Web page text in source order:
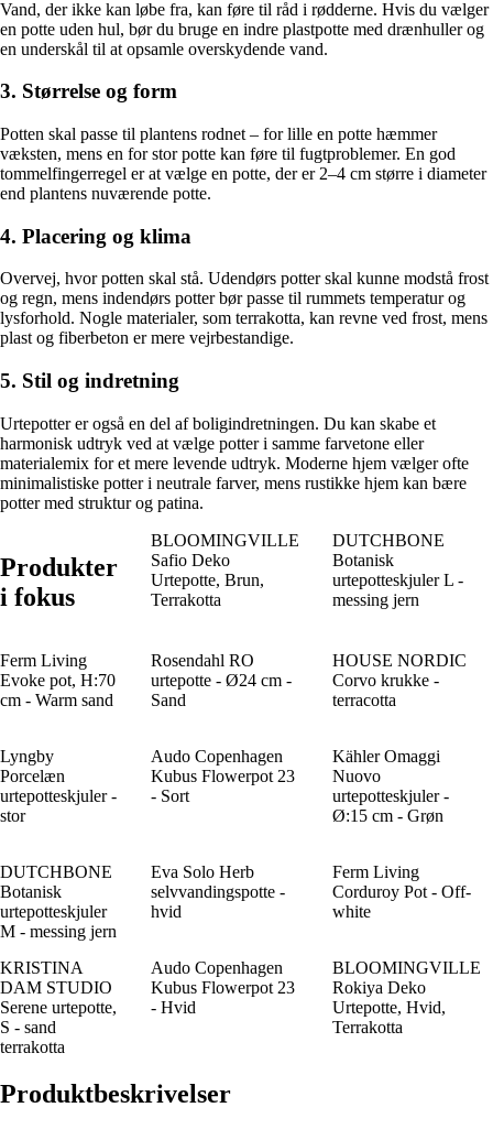
Vand, der ikke kan løbe fra, kan føre til råd i rødderne. Hvis du vælger
en potte uden hul, bør du bruge en indre plastpotte med drænhuller og
en underskål til at opsamle overskydende vand.
3. Størrelse og form
Potten skal passe til plantens rodnet – for lille en potte hæmmer
væksten, mens en for stor potte kan føre til fugtproblemer. En god
tommelfingerregel er at vælge en potte, der er 2–4 cm større i diameter
end plantens nuværende potte.
4. Placering og klima
Overvej, hvor potten skal stå. Udendørs potter skal kunne modstå frost
og regn, mens indendørs potter bør passe til rummets temperatur og
lysforhold. Nogle materialer, som terrakotta, kan revne ved frost, mens
plast og fiberbeton er mere vejrbestandige.
5. Stil og indretning
Urtepotter er også en del af boligindretningen. Du kan skabe et
harmonisk udtryk ved at vælge potter i samme farvetone eller
materialemix for et mere levende udtryk. Moderne hjem vælger ofte
minimalistiske potter i neutrale farver, mens rustikke hjem kan bære
potter med struktur og patina.
Produkter
i fokus
BLOOMINGVILLE
Safio Deko
Urtepotte, Brun,
Terrakotta
DUTCHBONE
Botanisk
urtepotteskjuler L -
messing jern
Ferm Living
Evoke pot, H:70
cm - Warm sand
Rosendahl RO
urtepotte - Ø24 cm -
Sand
HOUSE NORDIC
Corvo krukke -
terracotta
Lyngby
Porcelæn
urtepotteskjuler -
stor
Audo Copenhagen
Kubus Flowerpot 23
- Sort
Kähler Omaggi
Nuovo
urtepotteskjuler -
Ø:15 cm - Grøn
DUTCHBONE
Botanisk
urtepotteskjuler
M - messing jern
Eva Solo Herb
selvvandingspotte -
hvid
Ferm Living
Corduroy Pot - Off-
white
KRISTINA
DAM STUDIO
Serene urtepotte,
S - sand
terrakotta
Audo Copenhagen
Kubus Flowerpot 23
- Hvid
BLOOMINGVILLE
Rokiya Deko
Urtepotte, Hvid,
Terrakotta
Produktbeskrivelser